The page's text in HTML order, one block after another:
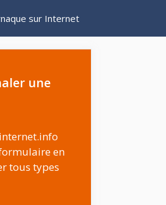
sur Internet
une
en
tous types